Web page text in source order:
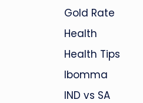
Gold Rate
Health
Health Tips
Ibomma
IND vs SA